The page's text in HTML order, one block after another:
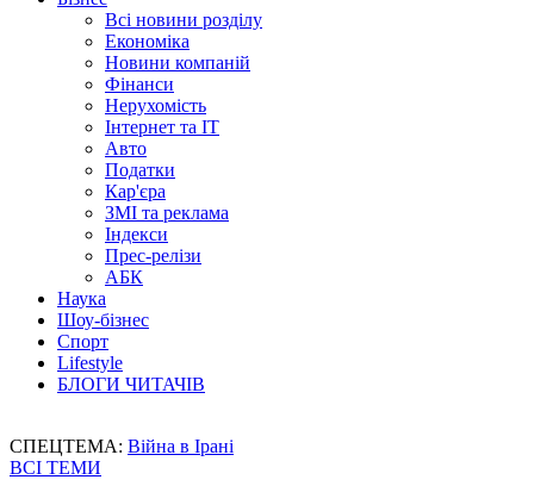
Всі новини розділу
Економіка
Новини компаній
Фінанси
Нерухомість
Інтернет та IT
Авто
Податки
Кар'єра
ЗМІ та реклама
Індекси
Прес-релізи
АБК
Наука
Шоу-бізнес
Спорт
Lifestyle
БЛОГИ ЧИТАЧІВ
СПЕЦТЕМА: Війна в Ірані
ВСІ ТЕМИ